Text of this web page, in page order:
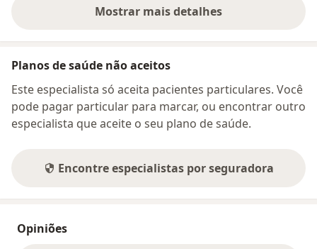
Mostrar mais detalhes
sobre o endereço
Planos de saúde não aceitos
Este especialista só aceita pacientes particulares. Você
pode pagar particular para marcar, ou encontrar outro
especialista que aceite o seu plano de saúde.
Encontre especialistas por seguradora
Opiniões